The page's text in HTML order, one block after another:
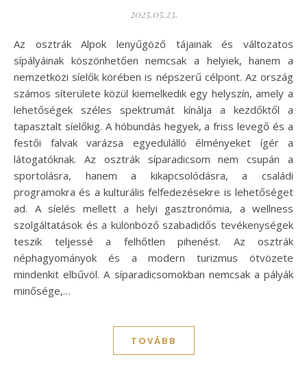
2025.05.23.
Az osztrák Alpok lenyűgöző tájainak és változatos
sípályáinak köszönhetően nemcsak a helyiek, hanem a
nemzetközi síelők körében is népszerű célpont. Az ország
számos síterülete közül kiemelkedik egy helyszín, amely a
lehetőségek széles spektrumát kínálja a kezdőktől a
tapasztalt síelőkig. A hóbundás hegyek, a friss levegő és a
festői falvak varázsa egyedülálló élményeket ígér a
látogatóknak. Az osztrák síparadicsom nem csupán a
sportolásra, hanem a kikapcsolódásra, a családi
programokra és a kulturális felfedezésekre is lehetőséget
ad. A síelés mellett a helyi gasztronómia, a wellness
szolgáltatások és a különböző szabadidős tevékenységek
teszik teljessé a felhőtlen pihenést. Az osztrák
néphagyományok és a modern turizmus ötvözete
mindenkit elbűvöl. A síparadicsomokban nemcsak a pályák
minősége,…
TOVÁBB